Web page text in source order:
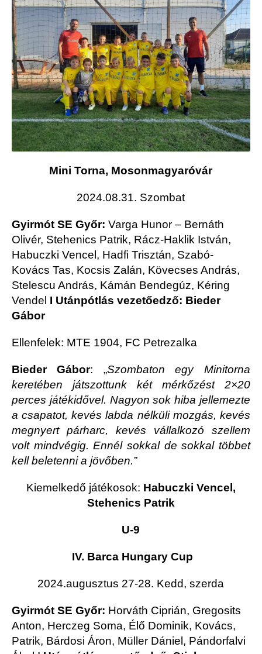
Mini Torna, Mosonmagyaróvár
2024.08.31. Szombat
Gyirmót SE Győr: Varga Hunor – Bernáth
Olivér, Stehenics Patrik, Rácz-Haklik István,
Habuczki Vencel, Hadfi Trisztán, Szabó-
Kovács Tas, Kocsis Zalán, Kövecses András,
Stelescu András, Kámán Bendegúz, Kéring
Vendel I Utánpótlás vezetőedző: Bieder
Gábor
Ellenfelek: MTE 1904, FC Petrezalka
Bieder Gábor: „Szombaton egy Minitorna
keretében játszottunk két mérkőzést 2×20
perces játékidővel. Nagyon sok hiba jellemezte
a csapatot, kevés labda nélküli mozgás, kevés
megnyert párharc, kevés vállalkozó szellem
volt mindvégig. Ennél sokkal de sokkal többet
kell beletenni a jövőben.”
Kiemelkedő játékosok: Habuczki Vencel,
Stehenics Patrik
U-9
IV. Barca Hungary Cup
2024.augusztus 27-28. Kedd, szerda
Gyirmót SE Győr: Horváth Ciprián, Gregosits
Anton, Herczeg Soma, Élő Dominik, Kovács,
Patrik, Bárdosi Áron, Müller Dániel, Pándorfalvi